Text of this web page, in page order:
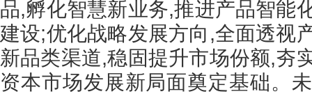
品,孵化智慧新业务,推进产品智能
建设;优化战略发展方向,全面透视
新品类渠道,稳固提升市场份额,夯
资本市场发展新局面奠定基础。